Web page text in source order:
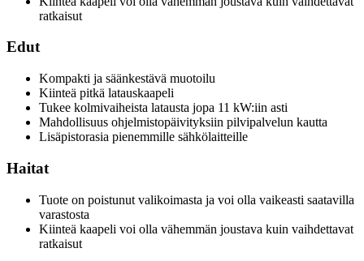
ratkaisut
Edut
Kompakti ja säänkestävä muotoilu
Kiinteä pitkä latauskaapeli
Tukee kolmivaiheista latausta jopa 11 kW:iin asti
Mahdollisuus ohjelmistopäivityksiin pilvipalvelun kautta
Lisäpistorasia pienemmille sähkölaitteille
Haitat
Tuote on poistunut valikoimasta ja voi olla vaikeasti saatavilla
varastosta
Kiinteä kaapeli voi olla vähemmän joustava kuin vaihdettavat
ratkaisut